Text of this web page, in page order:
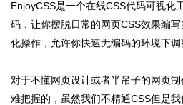
EnjoyCSS是一个在线CSS代码可视化
码，让你摆脱日常的网页CSS效果编
化操作，允许你快速无编码的环境下调
对于不懂网页设计或者半吊子的网页
难把握的，虽然我们不精通CSS但是